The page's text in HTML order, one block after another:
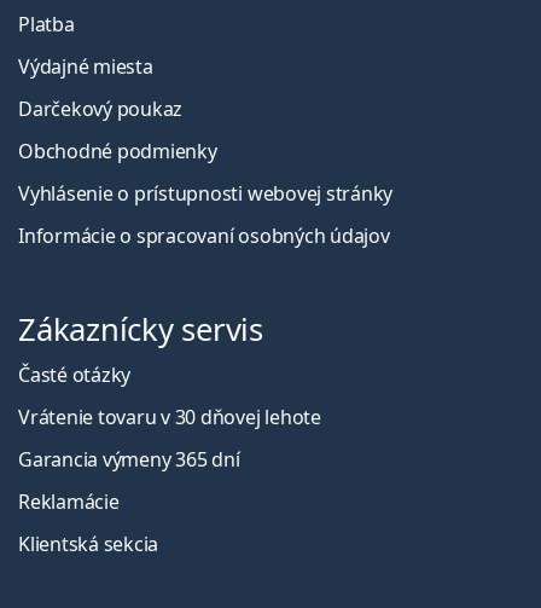
Platba
Výdajné miesta
Darčekový poukaz
Obchodné podmienky
Vyhlásenie o prístupnosti webovej stránky
Informácie o spracovaní osobných údajov
Zákaznícky servis
Časté otázky
Vrátenie tovaru v 30 dňovej lehote
Garancia výmeny 365 dní
Reklamácie
Klientská sekcia